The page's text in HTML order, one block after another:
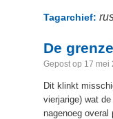
Tagarchief:
De
Gepost op 17 mei
Dit klinkt
vierjarige) wat
nagenoeg